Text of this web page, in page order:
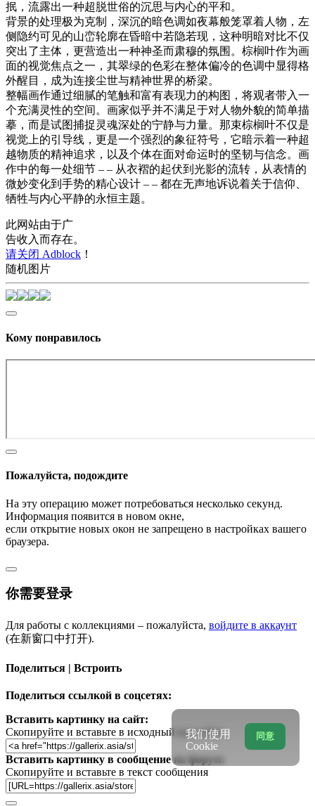
抿，流露出一种超脱世俗的沉思与内心的平和。
背景的处理极为克制，深沉的暗色调如夜幕般笼罩着人物，左
侧隐约可见的山峦轮廓在昏暗中若隐若现，这种明暗对比不仅
突出了主体，更营造出一种神圣而肃穆的氛围。棕榈叶作为画
面的视觉焦点之一，其翠绿的色彩在整体偏冷的色调中显得格
外醒目，成为连接尘世与精神世界的桥梁。
整幅画作通过细腻的笔触和富有表现力的构图，将观者带入一
个充满灵性的空间。画家似乎并不满足于对人物外貌的简单描
摹，而是试图捕捉灵魂深处的宁静与力量。那束棕榈叶不仅是
视觉上的引导线，更是一个强烈的象征符号，它暗示着一种超
越物质的精神追求，以及个体在面对命运时的坚韧与信念。画
作中的每一处细节 – – 从衣褶的起伏到光影的流转，从表情的
微妙变化到手势的精心设计 – – 都在无声地诉说着关于信仰、
牺牲与内心平静的永恒主题。
此网站由于广
告收入而存在。
请关闭 Adblock ！
随机图片
Кому понравилось
Пожалуйста, подождите
На эту операцию может потребоваться несколько секунд.
Информация появится в новом окне,
если открытие новых окон не запрещено в настройках вашего
браузера.
你需要登录
Для работы с коллекциями – пожалуйста, войдите в аккаунт
(在新窗口中打开).
Поделиться | Встроить
Поделиться ссылкой в соцсетях:
Вставить картинку на сайт:
Скопируйте и вставьте в исходный код сайта
Вставить картинку в сообщение на форум:
Скопируйте и вставьте в текст сообщения
同意
我们使用
Cookie